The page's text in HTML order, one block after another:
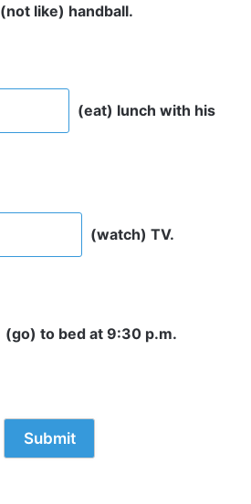
(not like) handball.
(eat) lunch with his
(watch) TV.
(go) to bed at 9:30 p.m.